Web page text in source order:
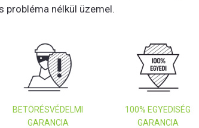
probléma nélkül üzemel.
BETÖRÉSVÉDELMI
GARANCIA
100% EGYEDISÉG
GARANCIA